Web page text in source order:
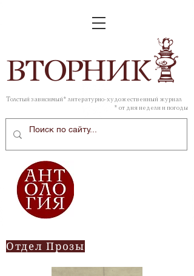
ВТОРНИК
Толстый зависимый* литературно-художественный журнал
* от дня недели и погоды
Отдел Прозы